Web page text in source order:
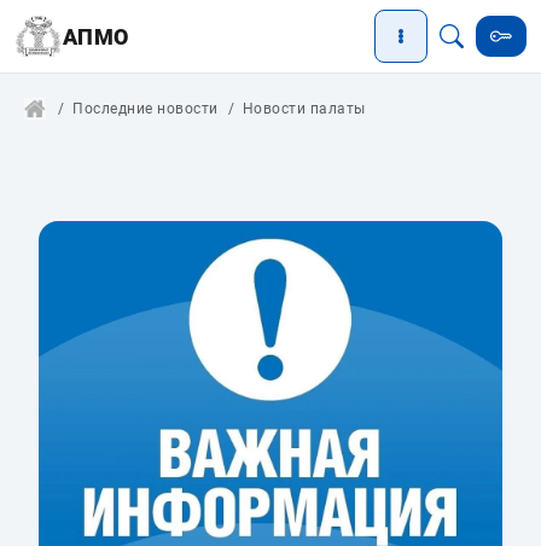
АПМО
Последние новости Новости палаты